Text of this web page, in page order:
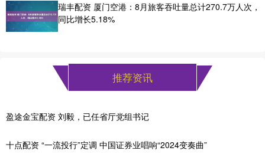
瑞丰配资 厦门空港：8月旅客吞吐量总计270.7万人次，
同比增长5.18%
推荐资讯
盈途金宝配资 刘毅，已任省厅党组书记
十点配资 “一流投行”定调 中国证券业唱响“2024变奏曲”